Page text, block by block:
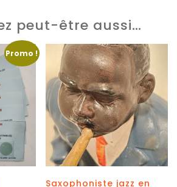
peut-être aussi…
Promo !
Saxophoniste jazz en